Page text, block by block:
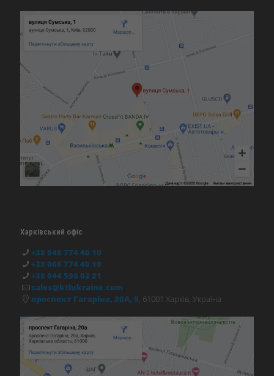
Харківський офіс
+38 048 774 40 10
+38 066 774 40 10
+38 044 596 03 21
sales@ktlukraine.com
проспект Гагаріна, 20А, 9, 61001 Харків, Україна